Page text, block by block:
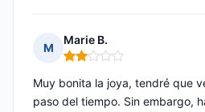
M
Marie B.
Nota: 2 de 5
Muy bonita la joya, tendré que
paso del tiempo. Sin embargo,